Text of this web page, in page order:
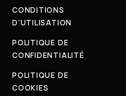
CONDITIONS
D'UTILISATION
POLITIQUE DE
CONFIDENTIALITÉ
POLITIQUE DE
COOKIES